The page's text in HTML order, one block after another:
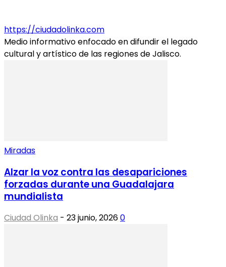
https://ciudadolinka.com
Medio informativo enfocado en difundir el legado
cultural y artístico de las regiones de Jalisco.
Miradas
Alzar la voz contra las desapariciones
forzadas durante una Guadalajara
mundialista
Ciudad Olinka - 23 junio, 20260